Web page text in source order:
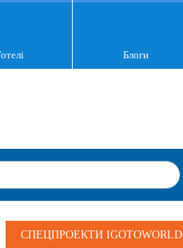
Блоги
СПЕЦПРОЕКТИ IGOTOWORLD